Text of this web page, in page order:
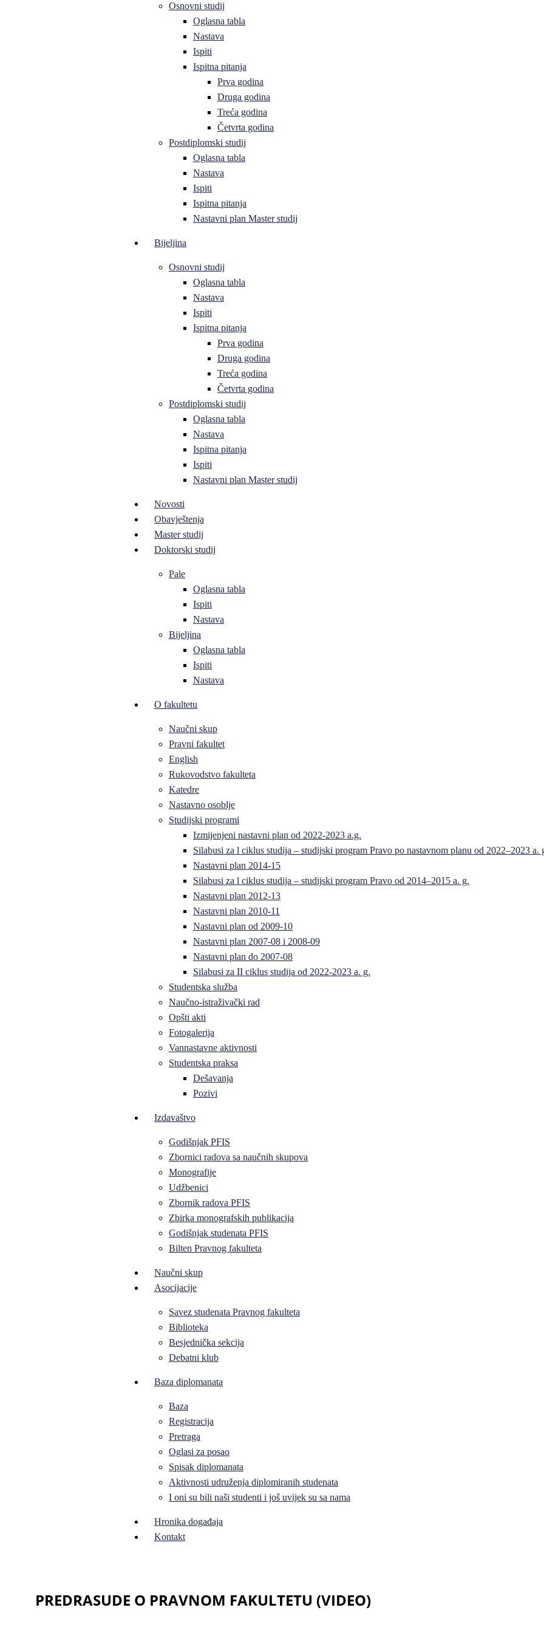
Osnovni studij
Oglasna tabla
Nastava
Ispiti
Ispitna pitanja
Prva godina
Druga godina
Treća godina
Četvrta godina
Postdiplomski studij
Oglasna tabla
Nastava
Ispiti
Ispitna pitanja
Nastavni plan Master studij
Bijeljina
Osnovni studij
Oglasna tabla
Nastava
Ispiti
Ispitna pitanja
Prva godina
Druga godina
Treća godina
Četvrta godina
Postdiplomski studij
Oglasna tabla
Nastava
Ispitna pitanja
Ispiti
Nastavni plan Master studij
Novosti
Obavještenja
Master studij
Doktorski studij
Pale
Oglasna tabla
Ispiti
Nastava
Bijeljina
Oglasna tabla
Ispiti
Nastava
O fakultetu
Naučni skup
Pravni fakultet
English
Rukovodstvo fakulteta
Katedre
Nastavno osoblje
Studijski programi
Izmijenjeni nastavni plan od 2022-2023 a.g.
Silabusi za l ciklus studija – studijski program Pravo po nastavnom planu od 2022–2023 a.
Nastavni plan 2014-15
Silabusi za l ciklus studija – studijski program Pravo od 2014–2015 a. g.
Nastavni plan 2012-13
Nastavni plan 2010-11
Nastavni plan od 2009-10
Nastavni plan 2007-08 i 2008-09
Nastavni plan do 2007-08
Silabusi za II ciklus studija od 2022-2023 a. g.
Studentska služba
Naučno-istraživački rad
Opšti akti
Fotogalerija
Vannastavne aktivnosti
Studentska praksa
Dešavanja
Pozivi
Izdavaštvo
Godišnjak PFIS
Zbornici radova sa naučnih skupova
Monografije
Udžbenici
Zbornik radova PFIS
Zbirka monografskih publikacija
Godišnjak studenata PFIS
Bilten Pravnog fakulteta
Naučni skup
Asocijacije
Savez studenata Pravnog fakulteta
Biblioteka
Besjednička sekcija
Debatni klub
Baza diplomanata
Baza
Registracija
Pretraga
Oglasi za posao
Spisak diplomanata
Aktivnosti udruženja diplomiranih studenata
I oni su bili naši studenti i još uvijek su sa nama
Hronika događaja
Kontakt
PREDRASUDE O PRAVNOM FAKULTETU (VIDEO)